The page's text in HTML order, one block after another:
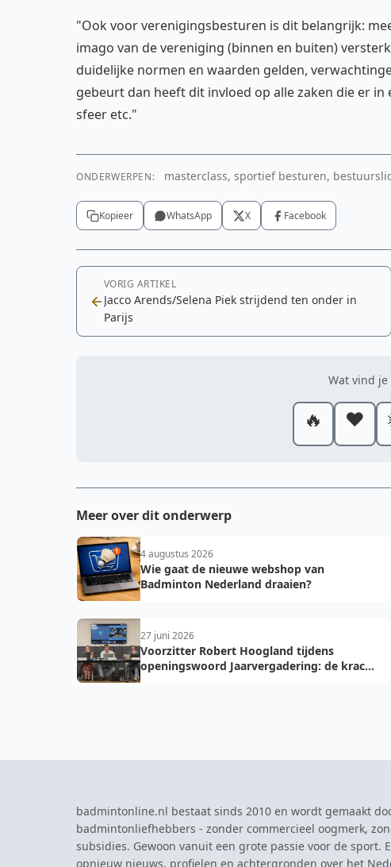
"Ook voor verenigingsbesturen is dit belangrijk:
imago van de vereniging (binnen en buiten)
duidelijke normen en waarden gelden,
gebeurt dan heeft dit invloed op alle zaken die er
sfeer etc."
ONDERWERPEN: masterclass, sportief besturen,
Kopieer WhatsApp X Facebook
VORIG ARTIKEL
Jacco Arends/Selena Piek strijdend ten onder in
Parijs
Wat vind
🔥 ❤️
Meer over dit onderwerp
4 augustus 2026
Wie gaat de nieuwe webshop van
Badminton Nederland draaien?
27 juni 2026
Voorzitter Robert Hoogland tijdens
openingswoord Jaarvergadering: de kracht
badmintonline.nl bestaat sinds 2010 en wordt gemaakt
badmintonliefhebbers - zonder commercieel oogmerk,
subsidies. Gewoon vanuit een grote passie voor de sport.
opnieuw nieuws, profielen en achtergronden over het